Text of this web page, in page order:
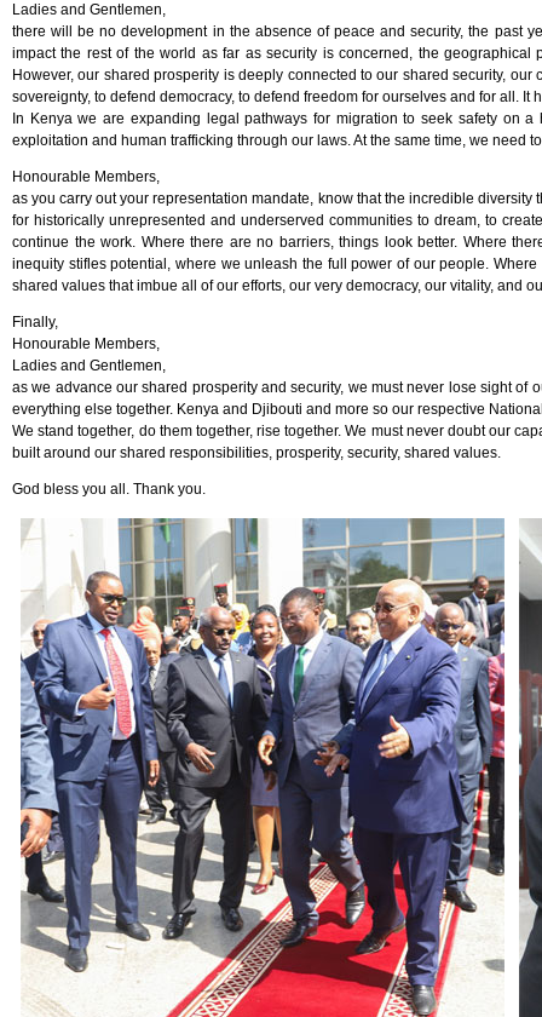
Ladies and Gentlemen,
there will be no development in the absence of peace and security, the past
impact the rest of the world as far as security is concerned, the
However, our shared prosperity is deeply connected to our shared security,
sovereignty, to defend democracy, to defend freedom for ourselves and for all.
In Kenya we are expanding legal pathways for migration to seek safety on
exploitation and human trafficking through our laws. At the same time, we need
Honourable Members,
as you carry out your representation mandate, know that the incredible
for historically unrepresented and underserved communities to dream, to
continue the work. Where there are no barriers, things look better. Where
inequity stifles potential, where we unleash the full power of our people.
shared values that imbue all of our efforts, our very democracy, our vitality, and
Finally,
Honourable Members,
Ladies and Gentlemen,
as we advance our shared prosperity and security, we must never lose sight
everything else together. Kenya and Djibouti and more so our respective
We stand together, do them together, rise together. We must never doubt our
built around our shared responsibilities, prosperity, security, shared values.
God bless you all. Thank you.